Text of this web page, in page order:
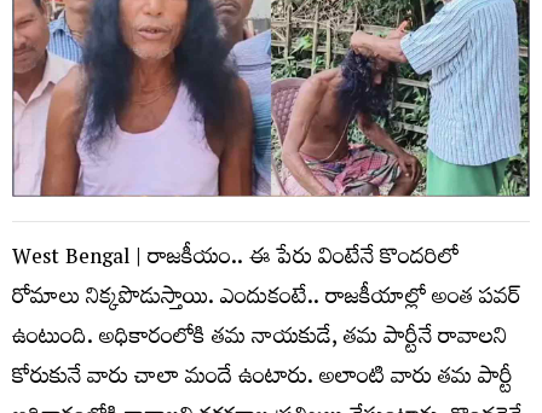
West Bengal | రాజ‌కీయం.. ఈ పేరు వింటేనే కొంద‌రిలో
రోమాలు నిక్క‌పొడుస్తాయి. ఎందుకంటే.. రాజ‌కీయాల్లో అంత ప‌వ‌ర్
ఉంటుంది. అధికారంలోకి త‌మ నాయ‌కుడే, త‌మ పార్టీనే రావాల‌ని
కోరుకునే వారు చాలా మందే ఉంటారు. అలాంటి వారు త‌మ పార్టీ